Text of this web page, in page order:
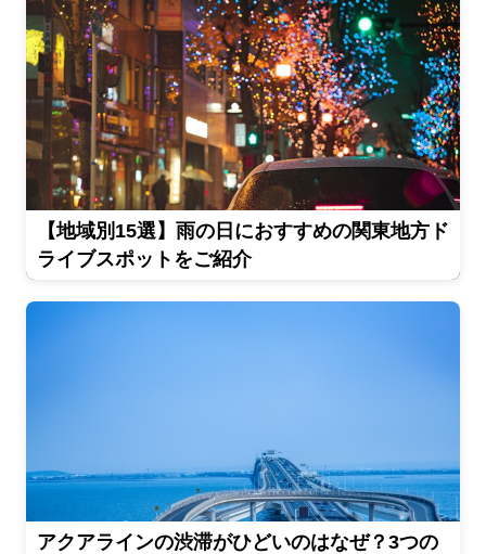
【地域別15選】雨の日におすすめの関東地方ド
ライブスポットをご紹介
アクアラインの渋滞がひどいのはなぜ？3つの